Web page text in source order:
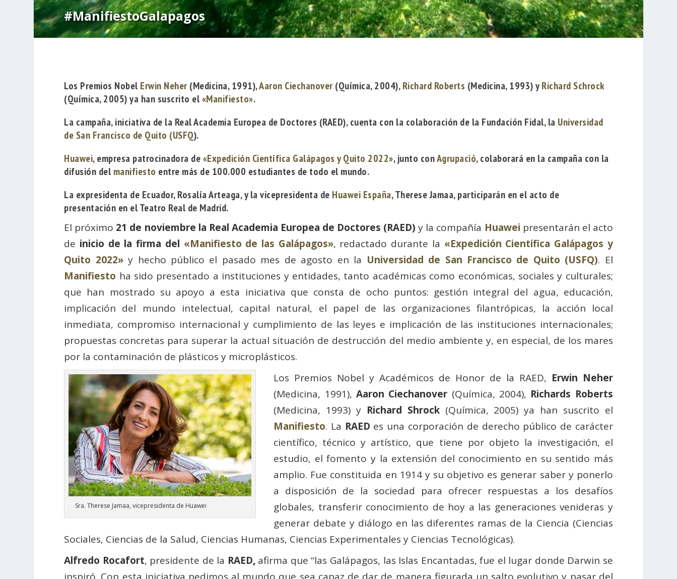
#ManifiestoGalapagos
Los Premios Nobel Erwin Neher (Medicina, 1991),Aaron Ciechanover (Química, 2004),Richard Roberts (Medicina, 1993) yRichard Schrock
(Química, 2005) ya han suscrito el«Manifiesto».
La campaña, iniciativa de la Real Academia Europea de Doctores (RAED), cuenta con la colaboración de la Fundación Fidal, la Universidad
de San Francisco de Quito (USFQ).
Huawei, empresa patrocinadora de«Expedición Científica Galápagos y Quito 2022», junto conAgrupació, colaborará en la campaña con la
difusión del manifiesto entre más de 100.000 estudiantes de todo el mundo.
La expresidenta de Ecuador, Rosalía Arteaga, y la vicepresidenta de Huawei España, Therese Jamaa, participarán en el acto de
presentación en el Teatro Real de Madrid.
El próximo 21 de noviembre la Real Academia Europea de Doctores (RAED) y la compañía Huawei presentarán el acto
de inicio de la firma del «Manifiesto de las Galápagos», redactado durante la «Expedición Científica Galápagos y
Quito 2022»y hecho público el pasado mes de agosto en la Universidad de San Francisco de Quito (USFQ). El
Manifiesto ha sido presentado a instituciones y entidades, tanto académicas como económicas, sociales y culturales;
que han mostrado su apoyo a esta iniciativa que consta de ocho puntos: gestión integral del agua, educación,
implicación del mundo intelectual, capital natural, el papel de las organizaciones filantrópicas, la acción local
inmediata, compromiso internacional y cumplimiento de las leyes e implicación de las instituciones internacionales;
propuestas concretas para superar la actual situación de destrucción del medio ambiente y, en especial, de los mares
por la contaminación de plásticos y microplásticos.
Sra. Therese Jamaa, vicepresidenta de Huawei
Los Premios Nobel y Académicos de Honor de la RAED, Erwin Neher
(Medicina, 1991), Aaron Ciechanover (Química, 2004), Richards Roberts
(Medicina, 1993) y Richard Shrock(Química, 2005) ya han suscrito el
Manifiesto. La RAED es una corporación de derecho público de carácter
científico, técnico y artístico, que tiene por objeto la investigación, el
estudio, el fomento y la extensión del conocimiento en su sentido más
amplio. Fue constituida en 1914 y su objetivo es generar saber y ponerlo
a disposición de la sociedad para ofrecer respuestas a los desafíos
globales, transferir conocimiento de hoy a las generaciones venideras y
generar debate y diálogo en las diferentes ramas de la Ciencia (Ciencias
Sociales, Ciencias de la Salud, Ciencias Humanas, Ciencias Experimentales y Ciencias Tecnológicas).
Alfredo Rocafort, presidente de la RAED,afirma que “las Galápagos, las Islas Encantadas, fue el lugar donde Darwin se